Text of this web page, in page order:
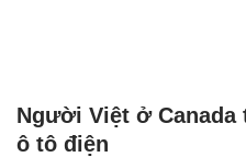
Người Việt ở
ô tô điện